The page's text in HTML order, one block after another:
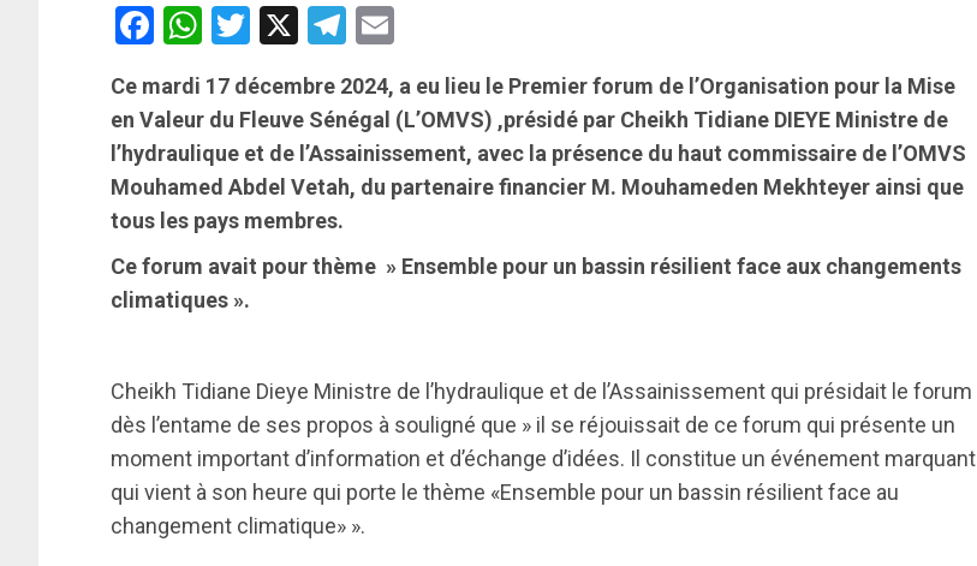
Facebook
WhatsApp
Twitter
X Telegram
Ce mardi 17 décembre 2024, a eu lieu le Premier forum de l’Organisation pour la Mise
en Valeur du Fleuve Sénégal (L’OMVS) ,présidé par Cheikh Tidiane DIEYE Ministre de
l’hydraulique et de l’Assainissement, avec la présence du haut commissaire de l’OMVS
Mouhamed Abdel Vetah, du partenaire financier M. Mouhameden Mekhteyer ainsi que
tous les pays membres.
Ce forum avait pour thème » Ensemble pour un bassin résilient face aux changements
climatiques ».
Cheikh Tidiane Dieye Ministre de l’hydraulique et de l’Assainissement qui présidait le forum
dès l’entame de ses propos à souligné que » il se réjouissait de ce forum qui présente un
moment important d’information et d’échange d’idées. Il constitue un événement marquant
qui vient à son heure qui porte le thème «Ensemble pour un bassin résilient face au
changement climatique» ».